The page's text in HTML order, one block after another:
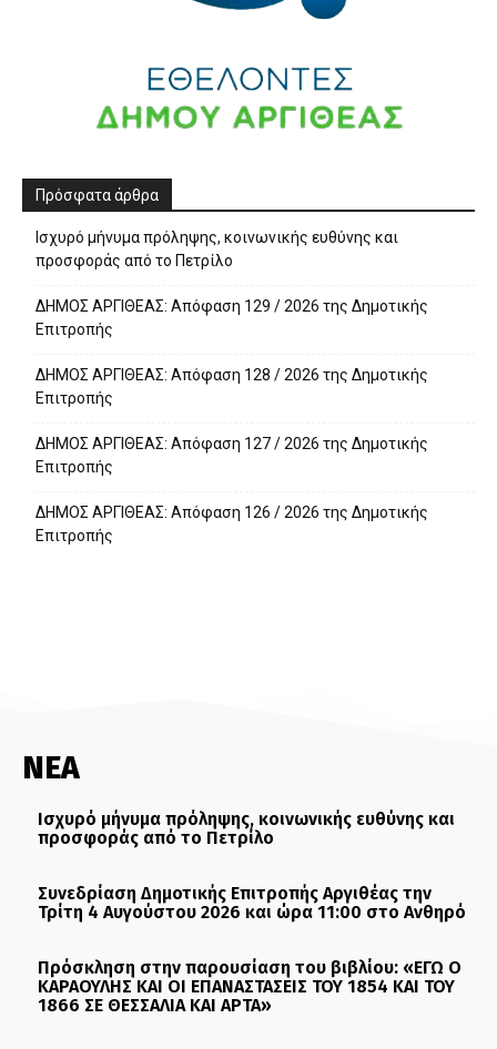
Πρόσφατα άρθρα
Ισχυρό μήνυμα πρόληψης, κοινωνικής ευθύνης και
προσφοράς από το Πετρίλο
ΔΗΜΟΣ ΑΡΓΙΘΕΑΣ: Απόφαση 129 / 2026 της Δημοτικής
Επιτροπής
ΔΗΜΟΣ ΑΡΓΙΘΕΑΣ: Απόφαση 128 / 2026 της Δημοτικής
Επιτροπής
ΔΗΜΟΣ ΑΡΓΙΘΕΑΣ: Απόφαση 127 / 2026 της Δημοτικής
Επιτροπής
ΔΗΜΟΣ ΑΡΓΙΘΕΑΣ: Απόφαση 126 / 2026 της Δημοτικής
Επιτροπής
ΝΕΑ
Ισχυρό μήνυμα πρόληψης, κοινωνικής ευθύνης και
προσφοράς από το Πετρίλο
Συνεδρίαση Δημοτικής Επιτροπής Αργιθέας την
Τρίτη 4 Αυγούστου 2026 και ώρα 11:00 στο Ανθηρό
Πρόσκληση στην παρουσίαση του βιβλίου: «ΕΓΩ Ο
ΚΑΡΑΟΥΛΗΣ ΚΑΙ ΟΙ ΕΠΑΝΑΣΤΑΣΕΙΣ ΤΟΥ 1854 ΚΑΙ ΤΟΥ
1866 ΣΕ ΘΕΣΣΑΛΙΑ ΚΑΙ ΑΡΤΑ»